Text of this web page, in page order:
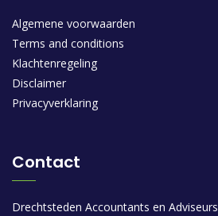
Algemene voorwaarden
Terms and conditions
Klachtenregeling
Disclaimer
Privacyverklaring
Contact
Drechtsteden Accountants en Adviseurs